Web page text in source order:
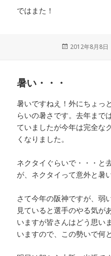
ではまた！
投
2012年8月8日
暑い・・・
暑いですねえ！外にちょっ
らいの暑さです。去年まで
ていましたが今年は完全な
くなりました。
ネクタイぐらいで・・・と
が、ネクタイって意外と暑
さて今年の阪神ですが、弱
見ていると選手のやる気が
いますが皆さんはどう思い
いますので、この勢いで何